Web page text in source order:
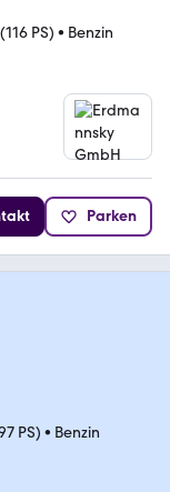
PS) • Benzin
Parken
PS) • Benzin